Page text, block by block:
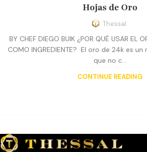
Hojas de Oro
Thessal
BY CHEF DIEGO BUIK ¿POR QUÉ USAR EL
COMO INGREDIENTE? El oro de 24k es
que no c...
CONTINUE READING